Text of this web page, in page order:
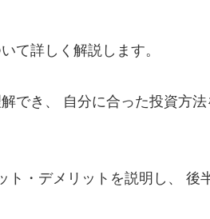
て詳しく解説します。
でき、 自分に合った投資方法
・デメリットを説明し、 後